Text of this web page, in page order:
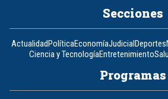
Secciones
ActualidadPolíticaEconomíaJudicialDeportes
Ciencia y TecnologíaEntretenimiento
Programas